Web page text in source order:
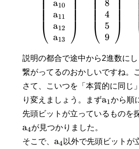
⎝
⎜
⎜⎜⎜ a10
a11
a12
a13 ⎠⎟⎟⎟⎟
⎝
⎜
⎜⎜⎜
8
4
5
9 ⎠⎟⎟⎟⎟
説明の都合で途中から2進数に
繋がってるのおかしいですね。
さて、こいつを「本質的に同じ
り変えましょう。まずa1から順
先頭ビットが立っているものを
a4が見つかりました。
そこで、 a4 以外で先頭ビットが